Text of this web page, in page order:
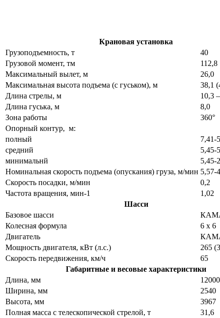
Крановая установка
Грузоподъемность, т
40
Грузовой момент, тм
112,8
Максимальный вылет, м
26,0
Максимальная высота подъема (с гуськом), м
38,1
Длина стрелы, м
10,3
Длина гуська, м
8,0
Зона работы
360°
Опорный контур, м:
полный
7,41-
средний
5,45-
минимальнй
5,45-
Номинальная скорость подъема (опускания) груза, м/мин 5,57-
Скорость посадки, м/мин
0,2
Частота вращения, мин-1
1,02
Шасси
Базовое шасси
Колесная формула
6 х 6
Двигатель
Мощность двигателя, кВт (л.с.)
265
Скорость передвижения, км/ч
65
Габаритные и весовые характеристики
Длина, мм
12000
Ширина, мм
2540
Высота, мм
3967
Полная масса с телескопической стрелой, т
31,6